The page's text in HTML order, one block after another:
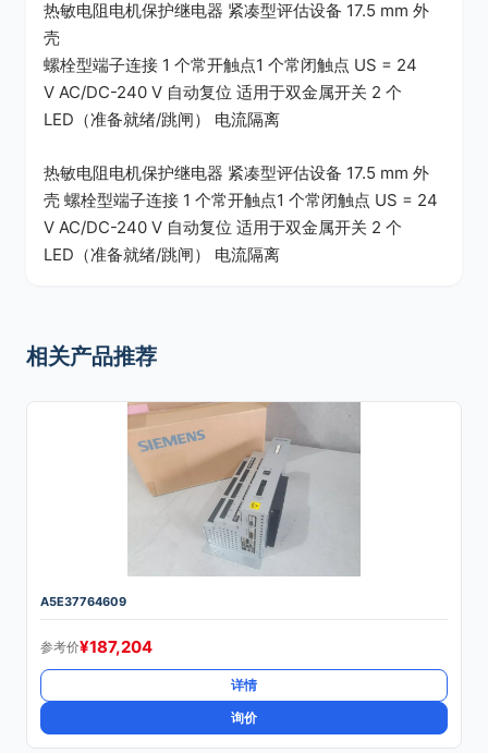
热敏电阻电机保护继电器 紧凑型评估设备 17.5 mm 外
壳
螺栓型端子连接 1 个常开触点1 个常闭触点 US = 24
V AC/DC-240 V 自动复位 适用于双金属开关 2 个
LED（准备就绪/跳闸） 电流隔离
热敏电阻电机保护继电器 紧凑型评估设备 17.5 mm 外
壳 螺栓型端子连接 1 个常开触点1 个常闭触点 US = 24
V AC/DC-240 V 自动复位 适用于双金属开关 2 个
LED（准备就绪/跳闸） 电流隔离
相关产品推荐
A5E37764609
参考价¥187,204
详情
询价